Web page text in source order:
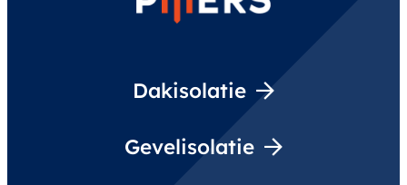
Dakisolatie
Gevelisolatie